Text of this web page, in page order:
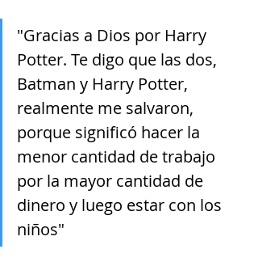
"Gracias a Dios por Harry
Potter. Te digo que las dos,
Batman y Harry Potter,
realmente me salvaron,
porque significó hacer la
menor cantidad de trabajo
por la mayor cantidad de
dinero y luego estar con los
niños"